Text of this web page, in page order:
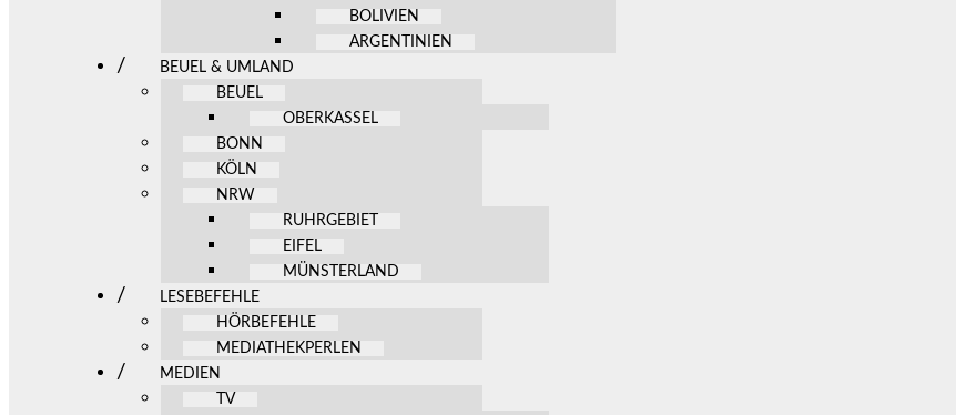
BOLIVIEN
ARGENTINIEN
BEUEL & UMLAND
BEUEL
OBERKASSEL
BONN
KÖLN
NRW
RUHRGEBIET
EIFEL
MÜNSTERLAND
LESEBEFEHLE
HÖRBEFEHLE
MEDIATHEKPERLEN
MEDIEN
TV